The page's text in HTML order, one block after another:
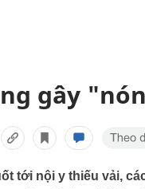
gây
tới nội y thiếu vải,